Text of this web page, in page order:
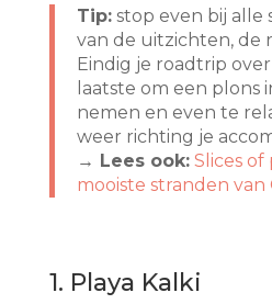
Tip:stop even bij alle
van de uitzichten, de
Eindig je roadtrip
laatste om een plons
nemen en even te
weer richting je
→ Lees ook: Slices of
mooiste stranden van
1. Playa Kalki